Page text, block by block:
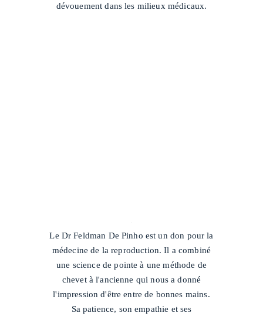
dévouement dans les milieux médicaux.
Le Dr Feldman De Pinho est un don pour la
médecine de la reproduction. Il a combiné
une science de pointe à une méthode de
chevet à l'ancienne qui nous a donné
l'impression d'être entre de bonnes mains.
Sa patience, son empathie et ses